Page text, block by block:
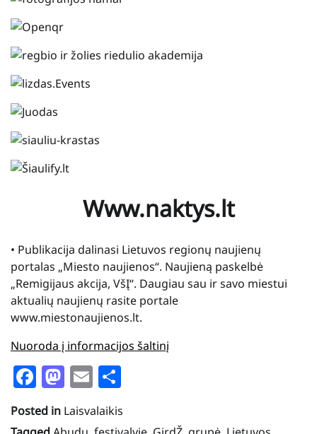
Www.naktys.lt
• Publikacija dalinasi Lietuvos regionų naujienų
portalas „Miesto naujienos“. Naujieną paskelbė
„Remigijaus akcija, VšĮ“. Daugiau sau ir savo miestui
aktualių naujienų rasite portale
www.miestonaujienos.lt.
Nuoroda į informacijos šaltinį
Facebook
Mastodon
Email
Posted in Laisvalaikis